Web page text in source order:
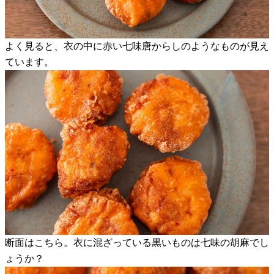
よく見ると、衣の中に赤い七味唐からしのようなものが見え
ています。
断面はこちら。衣に混ざっている黒いものは七味の胡麻でし
ょうか？